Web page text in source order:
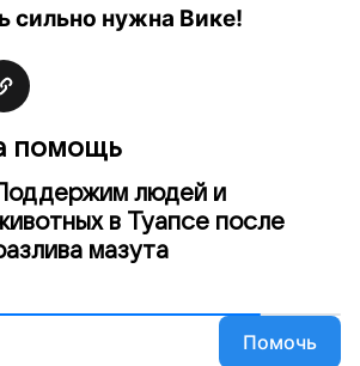
сильно нужна Вике!
помощь
людей и
в Туапсе после
мазута
Помочь